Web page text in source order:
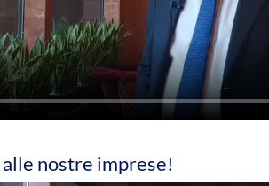
alle nostre imprese!